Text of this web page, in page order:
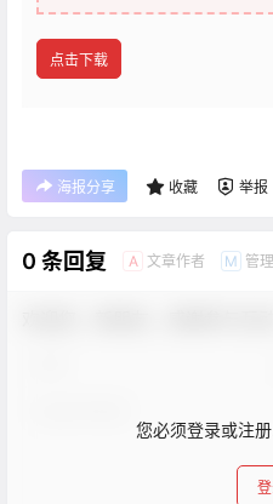
点击下载
海报分享 收藏 举报
0 条回复 A 文章作者 M 管
您必须登录或注